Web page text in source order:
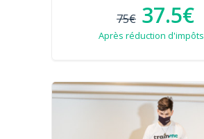
75€ 37.5€
Après réduction d'impôts